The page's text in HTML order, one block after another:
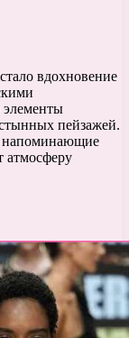
вдохновение
пейзажей.
напоминающие
атмосферу